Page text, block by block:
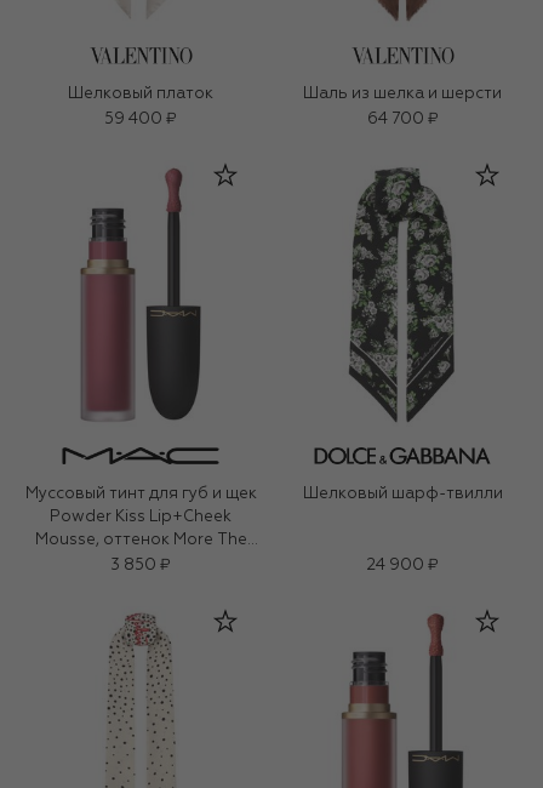
Шелковый платок
59 400 ₽
Шаль из шелка и шерсти
64 700 ₽
Муссовый тинт для губ и щек
Powder Kiss Lip+Cheek
Mousse, оттенок More The
Mehr-Ier (5ml)
3 850 ₽
Шелковый шарф-твилли
24 900 ₽